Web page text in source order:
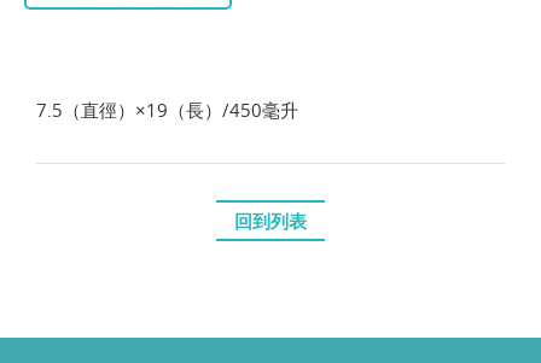
7.5（直徑）×19（長）/450毫升
回到列表